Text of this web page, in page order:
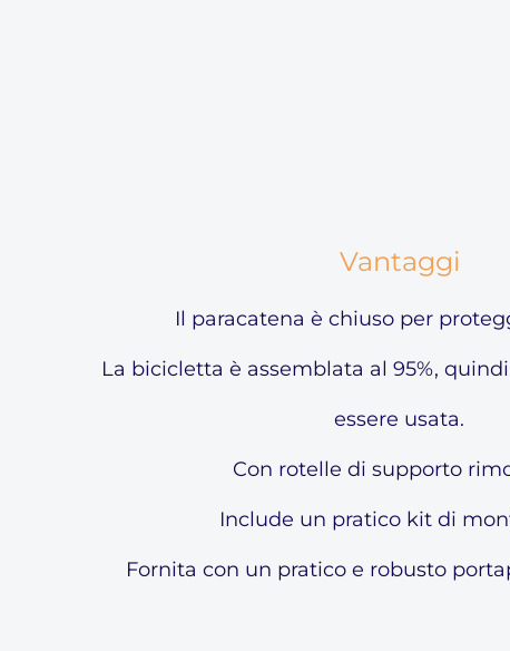
Vantaggi
Il paracatena è chiuso per
La bicicletta è assemblata al 95%,
essere usata.
Con rotelle di supporto
Include un pratico kit di
Fornita con un pratico e robusto